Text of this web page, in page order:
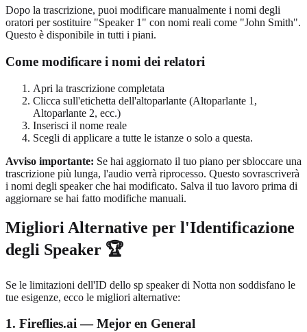
Dopo la trascrizione, puoi modificare manualmente i nomi degli
oratori per sostituire "Speaker 1" con nomi reali come "John Smith".
Questo è disponibile in tutti i piani.
Come modificare i nomi dei relatori
Apri la trascrizione completata
Clicca sull'etichetta dell'altoparlante (Altoparlante 1,
Altoparlante 2, ecc.)
Inserisci il nome reale
Scegli di applicare a tutte le istanze o solo a questa.
Avviso importante: Se hai aggiornato il tuo piano per sbloccare una
trascrizione più lunga, l'audio verrà riprocesso. Questo sovrascriverà
i nomi degli speaker che hai modificato. Salva il tuo lavoro prima di
aggiornare se hai fatto modifiche manuali.
Migliori Alternative per l'Identificazione
degli Speaker 🏆
Se le limitazioni dell'ID dello sp speaker di Notta non soddisfano le
tue esigenze, ecco le migliori alternative:
1. Fireflies.ai — Mejor en General